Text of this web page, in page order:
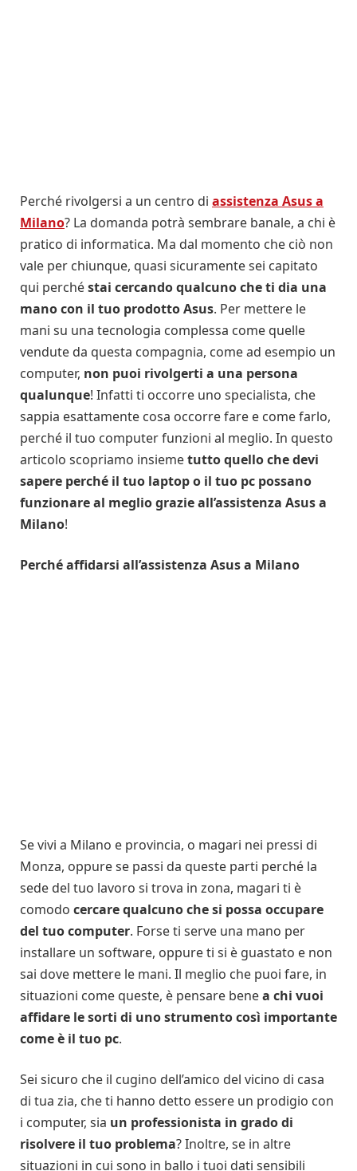
Perché rivolgersi a un centro di assistenza Asus a
Milano? La domanda potrà sembrare banale, a chi è
pratico di informatica. Ma dal momento che ciò non
vale per chiunque, quasi sicuramente sei capitato
qui perchéstai cercando qualcuno che ti dia una
mano con il tuo prodotto Asus. Per mettere le
mani su una tecnologia complessa come quelle
vendute da questa compagnia, come ad esempio un
computer, non puoi rivolgerti a una persona
qualunque! Infatti ti occorre uno specialista, che
sappia esattamente cosa occorre fare e come farlo,
perché il tuo computer funzioni al meglio. In questo
articolo scopriamo insiemetutto quello che devi
sapere perché il tuo laptop o il tuo pc possano
funzionare al meglio grazie all’assistenza Asus a
Milano!
Perché affidarsi all’assistenza Asus a Milano
Se vivi a Milano e provincia, o magari nei pressi di
Monza, oppure se passi da queste parti perché la
sede del tuo lavoro si trova in zona, magari ti è
comodo cercare qualcuno che si possa occupare
del tuo computer. Forse ti serve una mano per
installare un software, oppure ti si è guastato e non
sai dove mettere le mani. Il meglio che puoi fare, in
situazioni come queste, è pensare benea chi vuoi
affidare le sorti di uno strumento così importante
come è il tuo pc.
Sei sicuro che il cugino dell’amico del vicino di casa
di tua zia, che ti hanno detto essere un prodigio con
i computer, sia un professionista in grado di
risolvere il tuo problema? Inoltre, se in altre
situazioni in cui sono in ballo i tuoi dati sensibili